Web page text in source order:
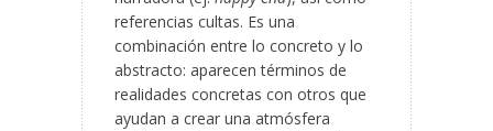
referencias cultas. Es una
combinación entre lo concreto y lo
abstracto: aparecen términos de
realidades concretas con otros que
ayudan a crear una atmósfera